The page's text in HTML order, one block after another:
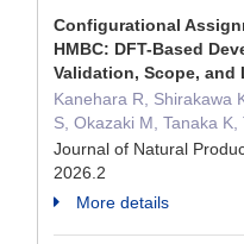
Configurational
HMBC: DFT-Based
Validation, Scope, and
Kanehara R, Shirakawa
S, Okazaki M, Tanaka
Journal of Natural
2026.2
More details